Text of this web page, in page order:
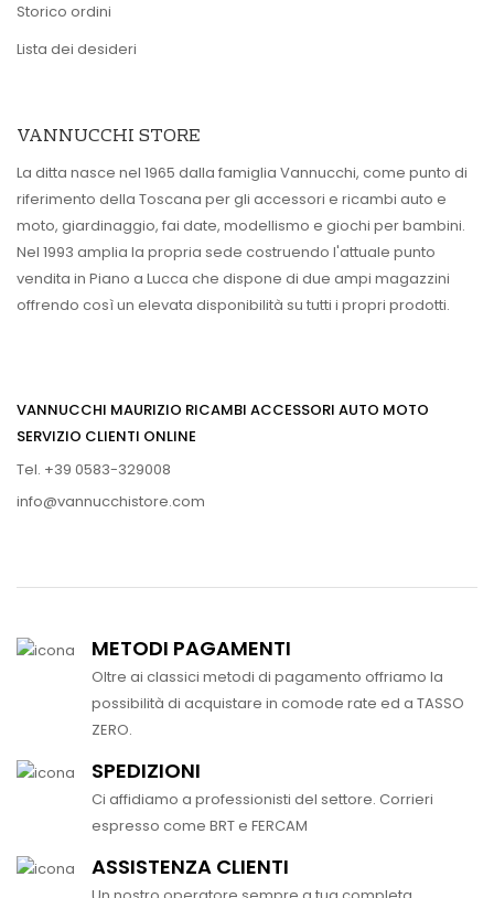
Storico ordini
Lista dei desideri
VANNUCCHI STORE
La ditta nasce nel 1965 dalla famiglia Vannucchi, come punto di
riferimento della Toscana per gli accessori e ricambi auto e
moto, giardinaggio, fai date, modellismo e giochi per bambini.
Nel 1993 amplia la propria sede costruendo l'attuale punto
vendita in Piano a Lucca che dispone di due ampi magazzini
offrendo così un elevata disponibilità su tutti i propri prodotti.
VANNUCCHI MAURIZIO RICAMBI ACCESSORI AUTO MOTO
SERVIZIO CLIENTI ONLINE
Tel. +39 0583-329008
info@vannucchistore.com
METODI PAGAMENTI
Oltre ai classici metodi di pagamento offriamo la
possibilità di acquistare in comode rate ed a TASSO
ZERO.
SPEDIZIONI
Ci affidiamo a professionisti del settore. Corrieri
espresso come BRT e FERCAM
ASSISTENZA CLIENTI